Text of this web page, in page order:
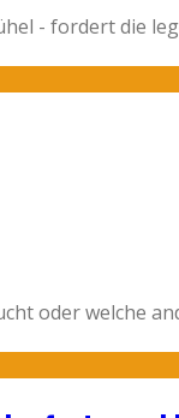
- fordert die
oder welche